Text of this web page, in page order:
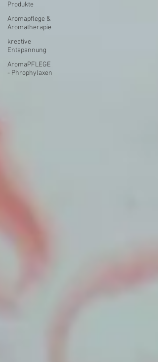
Produkte
Aromapflege &
Aromatherapie
kreative
Entspannung
AromaPFLEGE
- Phrophylaxen